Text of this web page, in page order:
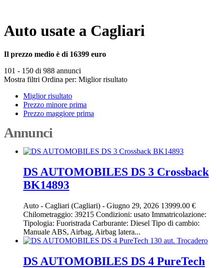
Auto usate a Cagliari
Il prezzo medio è di 16399 euro
101 - 150 di 988 annunci
Mostra filtri Ordina per: Miglior risultato
Miglior risultato
Prezzo minore prima
Prezzo maggiore prima
Annunci
DS AUTOMOBILES DS 3 Crossback
BK14893
Auto - Cagliari (Cagliari) - Giugno 29, 2026 13999.00 €
Chilometraggio: 39215 Condizioni: usato Immatricolazione:
Tipologia: Fuoristrada Carburante: Diesel Tipo di cambio:
Manuale ABS, Airbag, Airbag latera...
DS AUTOMOBILES DS 4 PureTech